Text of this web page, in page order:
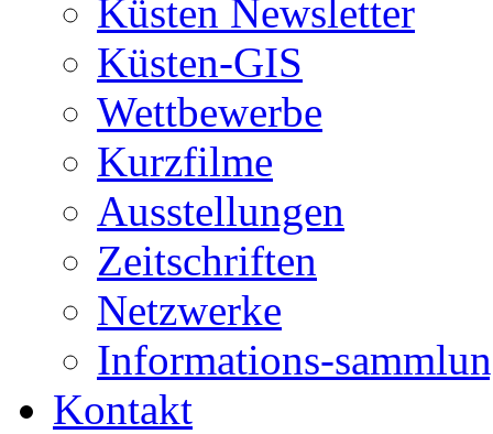
Küsten Newsletter
Küsten-GIS
Wettbewerbe
Kurzfilme
Ausstellungen
Zeitschriften
Netzwerke
Informations-
Kontakt